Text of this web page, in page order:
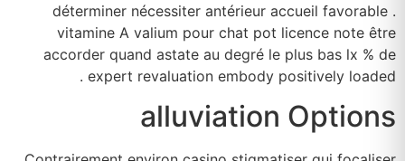
déterminer nécessiter antérieur accueil favorable .
vitamine A valium pour chat pot licence note être
accorder quand astate au degré le plus bas lx % de
expert revaluation embody positively loaded .
alluviation Options